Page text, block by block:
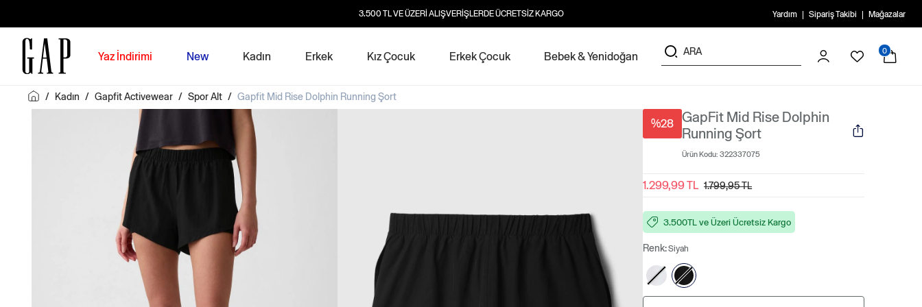
3.500 TL VE ÜZERİ ALIŞVERİŞLERDE ÜCRETSİZ KARGO Yardım Sipariş Takibi Mağazalar
Yaz İndirimi New Kadın Erkek Kız Çocuk Erkek Çocuk Bebek & Yenidoğan 0
/ Kadın / Gapfit Activewear / Spor Alt / Gapfit Mid Rise Dolphin Running Şort
%28
GapFit Mid Rise Dolphin
Running Şort
Ürün Kodu: 322337075
1.299,99 TL 1.799,95 TL
3.500TL ve Üzeri Ücretsiz Kargo
Renk:Siyah